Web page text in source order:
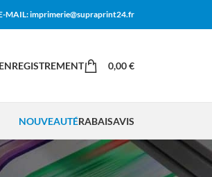
MAIL: imprimerie@supraprint24.fr
0,00€
NOUVEAUTÉRABAISAVIS